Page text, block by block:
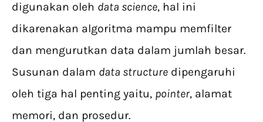
digunakan oleh data science, hal ini
dikarenakan algoritma mampu memfilter
dan mengurutkan data dalam jumlah besar.
Susunan dalam data structure dipengaruhi
oleh tiga hal penting yaitu, pointer, alamat
memori, dan prosedur.